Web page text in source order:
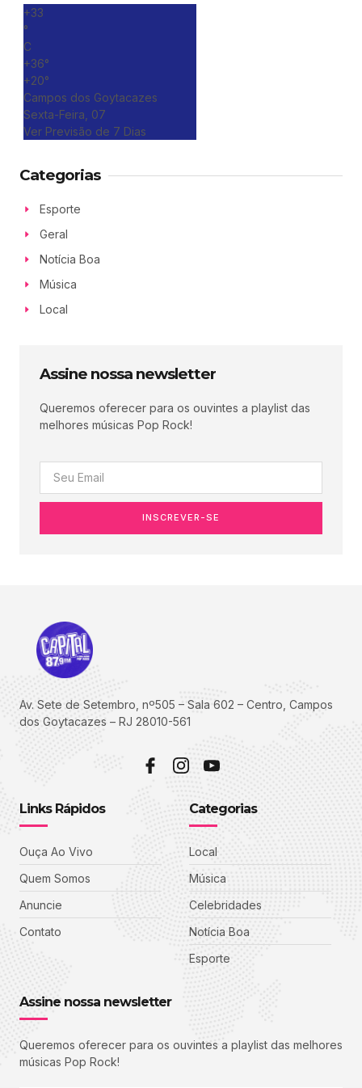
+33
°
C
+36°
+20°
Campos dos Goytacazes
Sexta-Feira, 07
Ver Previsão de 7 Dias
Categorias
Esporte
Geral
Notícia Boa
Música
Local
Assine nossa newsletter
Queremos oferecer para os ouvintes a playlist das
melhores músicas Pop Rock!
INSCREVER-SE
Av. Sete de Setembro, nº505 – Sala 602 – Centro, Campos
dos Goytacazes – RJ 28010-561
Links Rápidos
Ouça Ao Vivo
Quem Somos
Anuncie
Contato
Categorias
Local
Música
Celebridades
Notícia Boa
Esporte
Assine nossa newsletter
Queremos oferecer para os ouvintes a playlist das melhores
músicas Pop Rock!